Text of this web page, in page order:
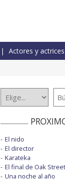
Actores y actrices
El nido
El director
Karateka
El final de Oak Street
Una noche al año